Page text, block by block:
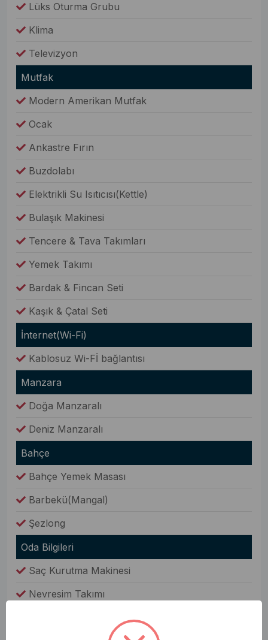
Lüks Oturma Grubu
Klima
Televizyon
Mutfak
Modern Amerikan Mutfak
Ocak
Ankastre Fırın
Buzdolabı
Elektrikli Su Isıtıcısı(Kettle)
Bulaşık Makinesi
Tencere & Tava Takımları
Yemek Takımı
Bardak & Fincan Seti
Kaşık & Çatal Seti
İnternet(Wi-Fi)
Kablosuz Wi-Fİ bağlantısı
Manzara
Doğa Manzaralı
Deniz Manzaralı
Bahçe
Bahçe Yemek Masası
Barbekü(Mangal)
Şezlong
Oda Bilgileri
Saç Kurutma Makinesi
Nevresim Takımı